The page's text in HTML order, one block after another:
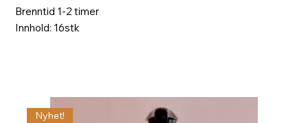
Brenntid 1-2 timer
Innhold: 16stk
Nyhet!